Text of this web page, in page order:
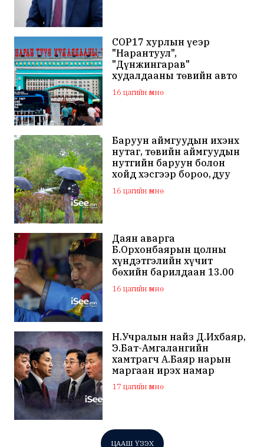
COP17 хурлын үеэр
"Нарантуул",
"Дүнжингарав"
худалдааны төвийн авто
зогсоолыг хаана
16 цагийн өмнө
Баруун аймгуудын ихэнх
нутаг, төвийн аймгуудын
нутгийн баруун болон
хойд хэсгээр бороо, дуу
цахилгаантай аадар бороо
16 цагийн өмнө
Даян аварга
Б.Орхонбаярын цолны
хүндэтгэлийн хүчит
бөхийн барилдаан 13.00
цагаас эхэлнэ
16 цагийн өмнө
Н.Учралын найз Д.Ихбаяр,
Э.Бат-Амгалангийн
хамтрагч А.Баяр нарын
маргаан ирэх намар
нийслэлийн МАН дахин
хагарахыг харуулж байна
17 цагийн өмнө
ЦААШ ҮЗЭХ